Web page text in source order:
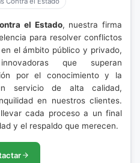
el Estado, nuestra firma
para resolver conflictos
el ámbito público y privado,
que superan
por el conocimiento y la
servicio de alta calidad,
en nuestros clientes.
cada proceso a un final
y el respaldo que merecen.